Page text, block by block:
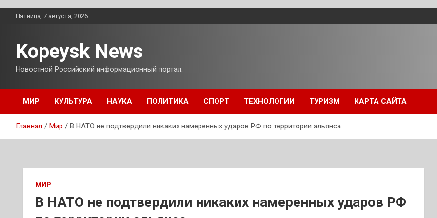
ПерейтиПятница, 7 августа, 2026
Kopeysk News
Новостной Российский информационный портал.
МИР КУЛЬТУРА НАУКА ПОЛИТИКА СПОРТ ТЕХНОЛОГИИ ТУРИЗМ КАРТА САЙТА
Главная Мир В НАТО не подтвердили никаких намеренных ударов РФ по территории альянса
МИР
В НАТО не подтвердили никаких намеренных ударов РФ